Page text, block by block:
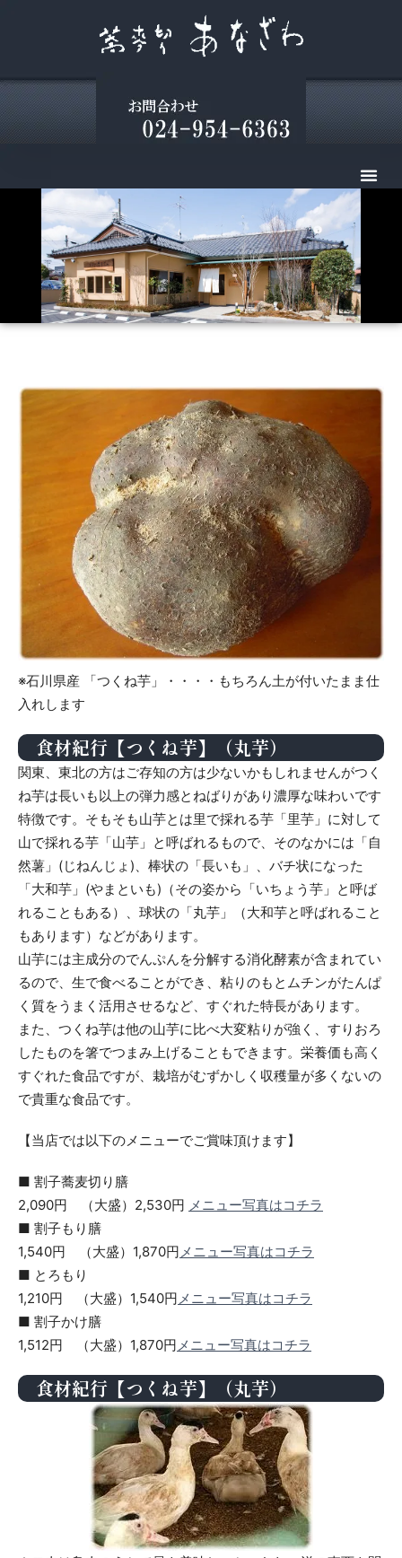
※石川県産 「つくね芋」・・・・もちろん土が付いたまま仕
入れします
食材紀行【つくね芋】（丸芋）
関東、東北の方はご存知の方は少ないかもしれませんがつく
ね芋は長いも以上の弾力感とねばりがあり濃厚な味わいです
特徴です。そもそも山芋とは里で採れる芋「里芋」に対して
山で採れる芋「山芋」と呼ばれるもので、そのなかには「自
然薯」(じねんじょ)、棒状の「長いも」、バチ状になった
「大和芋」(やまといも)（その姿から「いちょう芋」と呼ば
れることもある）、球状の「丸芋」（大和芋と呼ばれること
もあります）などがあります。
山芋には主成分のでんぷんを分解する消化酵素が含まれてい
るので、生で食べることができ、粘りのもとムチンがたんぱ
く質をうまく活用させるなど、すぐれた特長があります。
また、つくね芋は他の山芋に比べ大変粘りが強く、すりおろ
したものを箸でつまみ上げることもできます。栄養価も高く
すぐれた食品ですが、栽培がむずかしく収穫量が多くないの
で貴重な食品です。
【当店では以下のメニューでご賞味頂けます】
■ 割子蕎麦切り膳
2,090円 （大盛）2,530円 メニュー写真はコチラ
■ 割子もり膳
1,540円 （大盛）1,870円メニュー写真はコチラ
■ とろもり
1,210円 （大盛）1,540円メニュー写真はコチラ
■ 割子かけ膳
1,512円 （大盛）1,870円メニュー写真はコチラ
食材紀行【つくね芋】（丸芋）